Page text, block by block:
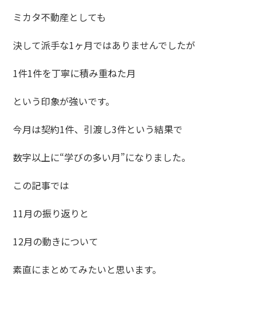
ミカタ不動産としても
決して派手な1ヶ月ではありませんでしたが
1件1件を丁寧に積み重ねた月
という印象が強いです。
今月は契約1件、引渡し3件という結果で
数字以上に“学びの多い月”になりました。
この記事では
11月の振り返りと
12月の動きについて
素直にまとめてみたいと思います。